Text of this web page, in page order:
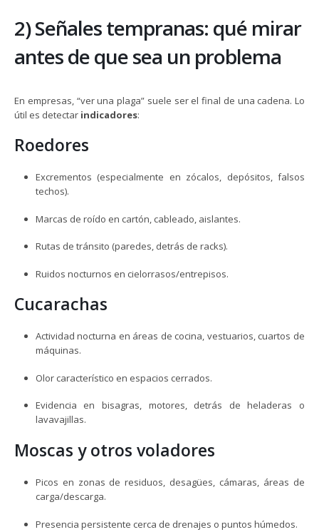
2) Señales tempranas: qué mirar
antes de que sea un problema
En empresas, “ver una plaga” suele ser el final de una cadena. Lo
útil es detectar indicadores:
Roedores
Excrementos (especialmente en zócalos, depósitos, falsos
techos).
Marcas de roído en cartón, cableado, aislantes.
Rutas de tránsito (paredes, detrás de racks).
Ruidos nocturnos en cielorrasos/entrepisos.
Cucarachas
Actividad nocturna en áreas de cocina, vestuarios, cuartos de
máquinas.
Olor característico en espacios cerrados.
Evidencia en bisagras, motores, detrás de heladeras o
lavavajillas.
Moscas y otros voladores
Picos en zonas de residuos, desagües, cámaras, áreas de
carga/descarga.
Presencia persistente cerca de drenajes o puntos húmedos.